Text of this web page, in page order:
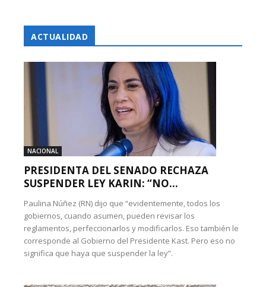
ACTUALIDAD
NACIONAL
PRESIDENTA DEL SENADO RECHAZA
SUSPENDER LEY KARIN: “NO...
Paulina Núñez (RN) dijo que “evidentemente, todos los
gobiernos, cuando asumen, pueden revisar los
reglamentos, perfeccionarlos y modificarlos. Eso también le
corresponde al Gobierno del Presidente Kast. Pero eso no
significa que haya que suspender la ley”.